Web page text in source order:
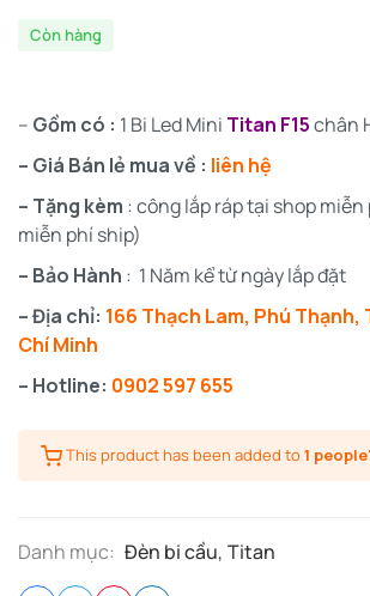
Còn hàng
– Gồm có : 1 Bi Led Mini Titan F15chân
– Giá Bán lẻ mua về : liên hệ
– Tặng kèm : công lắp ráp tại shop
miễn phí ship)
– Bảo Hành : 1 Năm kể từ ngày lắp đặt
– Địa chỉ: 166 Thạch Lam, Phú Thạnh,
Chí Minh
– Hotline: 0902 597 655
This product has been added to1
Danh mục: Đèn bi cầu, Titan